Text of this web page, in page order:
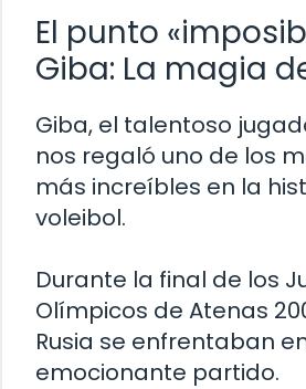
El punto
Giba: La magia
Giba, el talentoso
nos regaló uno de los
más increíbles en la
voleibol.
Durante la final de los
Olímpicos de Atenas
Rusia se enfrentaban
emocionante partido.